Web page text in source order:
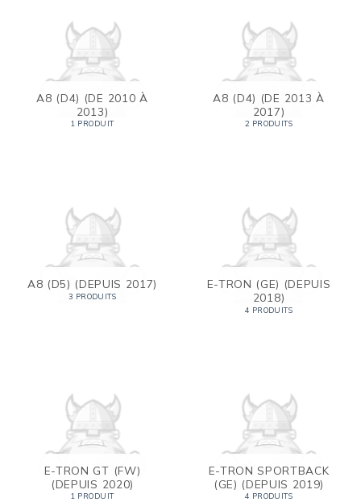
A8 (D4) (DE 2010 À
2013)
1 PRODUIT
A8 (D4) (DE 2013 À
2017)
2 PRODUITS
A8 (D5) (DEPUIS 2017)
3 PRODUITS
E-TRON (GE) (DEPUIS
2018)
4 PRODUITS
E-TRON GT (FW)
(DEPUIS 2020)
1 PRODUIT
E-TRON SPORTBACK
(GE) (DEPUIS 2019)
4 PRODUITS